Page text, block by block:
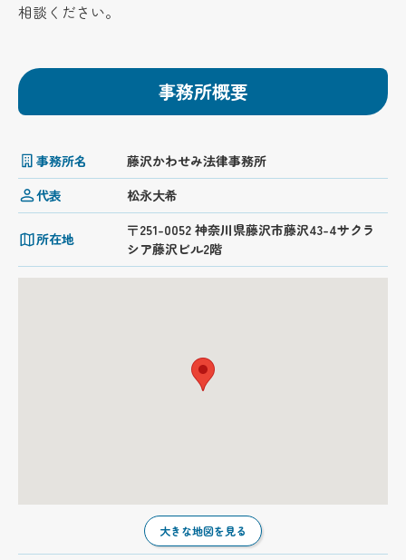
相談ください。
事務所概要
事務所名
藤沢かわせみ法律事務所
代表
松永大希
所在地
〒251-0052 神奈川県藤沢市藤沢43-4サクラ
シア藤沢ビル2階
大きな地図を見る